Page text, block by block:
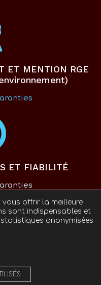
ET MENTION RGE
ET FIABILITÉ
droits réservés
offrir la meilleure
sont indispensables et
anonymisées